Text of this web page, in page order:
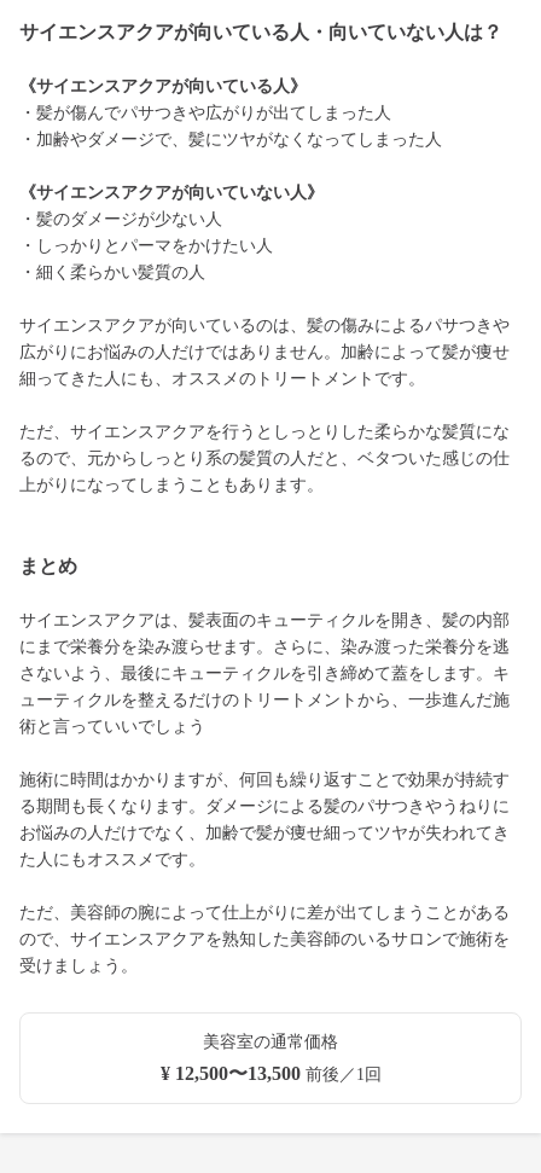
サイエンスアクアが向いている人・向いていない人は？
《サイエンスアクアが向いている人》
・髪が傷んでパサつきや広がりが出てしまった人
・加齢やダメージで、髪にツヤがなくなってしまった人
《サイエンスアクアが向いていない人》
・髪のダメージが少ない人
・しっかりとパーマをかけたい人
・細く柔らかい髪質の人
サイエンスアクアが向いているのは、髪の傷みによるパサつきや
広がりにお悩みの人だけではありません。加齢によって髪が痩せ
細ってきた人にも、オススメのトリートメントです。
ただ、サイエンスアクアを行うとしっとりした柔らかな髪質にな
るので、元からしっとり系の髪質の人だと、ベタついた感じの仕
上がりになってしまうこともあります。
まとめ
サイエンスアクアは、髪表面のキューティクルを開き、髪の内部
にまで栄養分を染み渡らせます。さらに、染み渡った栄養分を逃
さないよう、最後にキューティクルを引き締めて蓋をします。キ
ューティクルを整えるだけのトリートメントから、一歩進んだ施
術と言っていいでしょう
施術に時間はかかりますが、何回も繰り返すことで効果が持続す
る期間も長くなります。ダメージによる髪のパサつきやうねりに
お悩みの人だけでなく、加齢で髪が痩せ細ってツヤが失われてき
た人にもオススメです。
ただ、美容師の腕によって仕上がりに差が出てしまうことがある
ので、サイエンスアクアを熟知した美容師のいるサロンで施術を
受けましょう。
美容室の通常価格
¥ 12,500〜13,500前後／1回